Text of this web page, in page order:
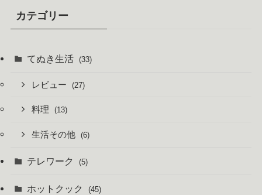
カテゴリー
てぬき生活 (33)
レビュー (27)
料理 (13)
生活その他 (6)
テレワーク (5)
ホットクック (45)